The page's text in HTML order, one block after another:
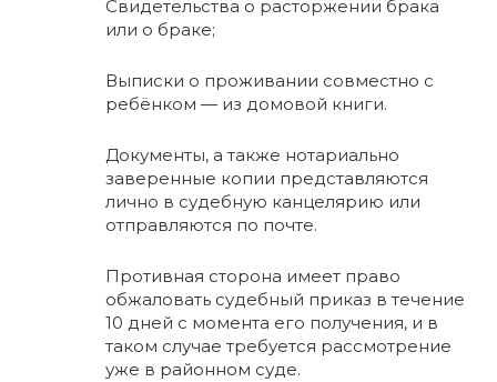
Свидетельства о расторжении брака
или о браке;
Выписки о проживании совместно с
ребёнком — из домовой книги.
Документы, а также нотариально
заверенные копии представляются
лично в судебную канцелярию или
отправляются по почте.
Противная сторона имеет право
обжаловать судебный приказ в течение
10 дней с момента его получения, и в
таком случае требуется рассмотрение
уже в районном суде.